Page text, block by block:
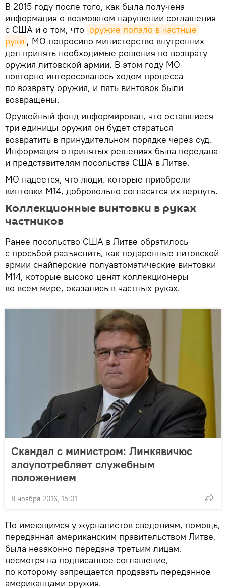
В 2015 году после того, как была получена
информация о возможном нарушении соглашения
с США и о том, что оружие попало в частные
руки , МО попросило министерство внутренних
дел принять необходимые решения по возврату
оружия литовской армии. В этом году МО
повторно интересовалось ходом процесса
по возврату оружия, и пять винтовок были
возвращены.
Оружейный фонд информировал, что оставшиеся
три единицы оружия он будет стараться
возвратить в принудительном порядке через суд.
Информация о принятых решениях была передана
и представителям посольства США в Литве.
МО надеется, что люди, которые приобрели
винтовки М14, добровольно согласятся их вернуть.
Коллекционные винтовки в руках
частников
Ранее посольство США в Литве обратилось
с просьбой разъяснить, как подаренные литовской
армии снайперские полуавтоматические винтовки
М14, которые высоко ценят коллекционеры
во всем мире, оказались в частных руках.
Скандал с министром: Линкявичюс
злоупотребляет служебным
положением
8 ноября 2016, 15:01
По имеющимся у журналистов сведениям, помощь,
переданная американским правительством Литве,
была незаконно передана третьим лицам,
несмотря на подписанное соглашение,
по которому запрещается продавать переданное
американцами оружия.